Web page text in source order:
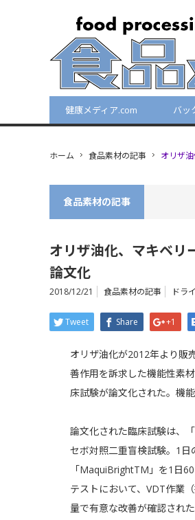
健康メディア.com バッ
ホーム 食品素材の記事 オリザ
食品素材の記事
オリザ油化、マキベリ
論文化
2018/12/21 食品素材の記事 ドラ
Tweet Share +1
オリザ油化が2012年より販
善作用を訴求した機能性素
床試験が論文化された。機
論文化された臨床試験は、
セボ対照二重盲検試験。1
「MaquiBrightTM」を1日
テストにおいて、VDT作業
量で有意な改善が確認され